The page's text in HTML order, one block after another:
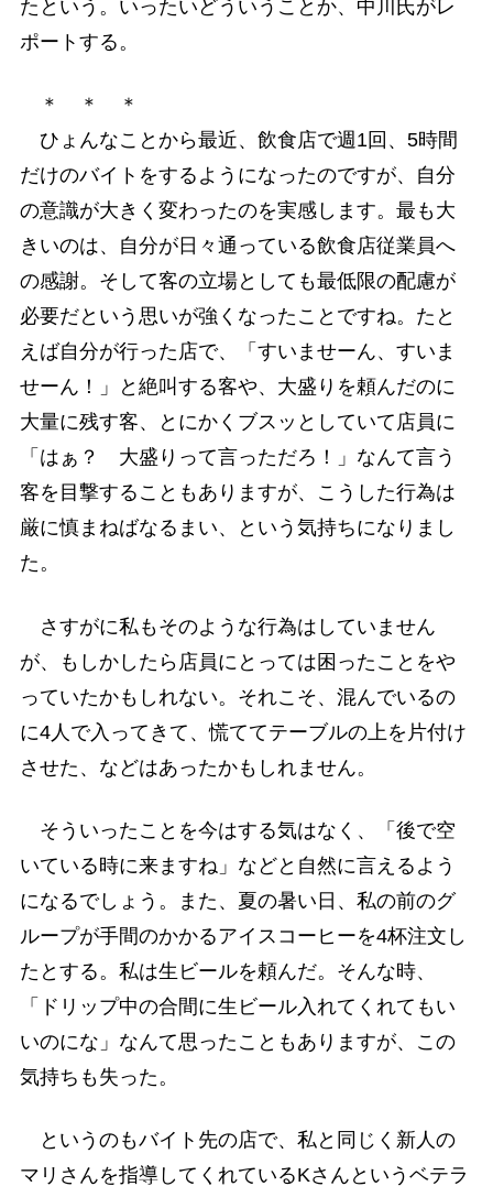
たという。いったいどういうことか、中川氏がレ
ポートする。
＊ ＊ ＊
ひょんなことから最近、飲食店で週1回、5時間
だけのバイトをするようになったのですが、自分
の意識が大きく変わったのを実感します。最も大
きいのは、自分が日々通っている飲食店従業員へ
の感謝。そして客の立場としても最低限の配慮が
必要だという思いが強くなったことですね。たと
えば自分が行った店で、「すいませーん、すいま
せーん！」と絶叫する客や、大盛りを頼んだのに
大量に残す客、とにかくブスッとしていて店員に
「はぁ？ 大盛りって言っただろ！」なんて言う
客を目撃することもありますが、こうした行為は
厳に慎まねばなるまい、という気持ちになりまし
た。
さすがに私もそのような行為はしていません
が、もしかしたら店員にとっては困ったことをや
っていたかもしれない。それこそ、混んでいるの
に4人で入ってきて、慌ててテーブルの上を片付け
させた、などはあったかもしれません。
そういったことを今はする気はなく、「後で空
いている時に来ますね」などと自然に言えるよう
になるでしょう。また、夏の暑い日、私の前のグ
ループが手間のかかるアイスコーヒーを4杯注文し
たとする。私は生ビールを頼んだ。そんな時、
「ドリップ中の合間に生ビール入れてくれてもい
いのにな」なんて思ったこともありますが、この
気持ちも失った。
というのもバイト先の店で、私と同じく新人の
マリさんを指導してくれているKさんというベテラ